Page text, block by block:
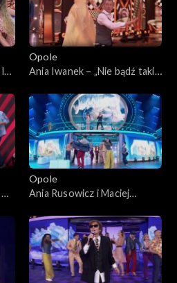
Opole
Ania Iwanek – „Nie bądź taki
Koncert „Zróbmy więc
prywatkę”
Opole
Ania Rusowicz i Maciej
mi mówi, że mnie ktoś
pokochał”. 62. KFPP:
Koncert „Zróbmy więc
prywatkę”